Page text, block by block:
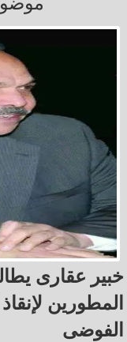
خبير عقارى
المطورين
الفوضى